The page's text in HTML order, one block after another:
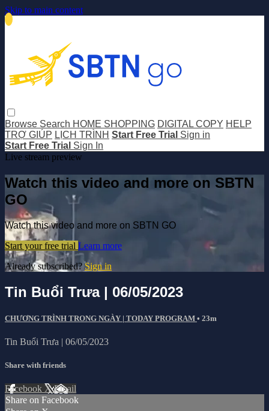
Skip to main content
Browse Search HOME SHOPPING DIGITAL COPY HELP
TRỢ GIÚP LỊCH TRÌNH Start Free Trial Sign in
Start Free Trial Sign In
Live stream preview
Watch this video and more on SBTN
GO
Watch this video and more on SBTN GO
Start your free trial Learn more
Already subscribed?Sign in
Tin Buổi Trưa | 06/05/2023
CHƯƠNG TRÌNH TRONG NGÀY | TODAY PROGRAM • 23m
Tin Buổi Trưa | 06/05/2023
Share with friends
Facebook XEmail
Share on Facebook